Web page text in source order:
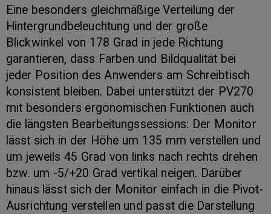
Eine besonders gleichmäßige Verteilung der
Hintergrundbeleuchtung und der große
Blickwinkel von 178 Grad in jede Richtung
garantieren, dass Farben und Bildqualität bei
jeder Position des Anwenders am Schreibtisch
konsistent bleiben. Dabei unterstützt der PV270
mit besonders ergonomischen Funktionen auch
die längsten Bearbeitungssessions: Der Monitor
lässt sich in der Höhe um 135 mm verstellen und
um jeweils 45 Grad von links nach rechts drehen
bzw. um -5/+20 Grad vertikal neigen. Darüber
hinaus lässt sich der Monitor einfach in die Pivot-
Ausrichtung verstellen und passt die Darstellung